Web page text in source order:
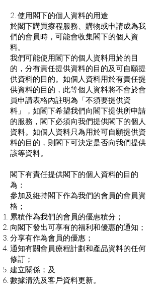
2. 使用閣下的個人資料的用途
於閣下購買療程服務、購物或申請成為我
們的會員時，可能會收集閣下的個人資
料。
我們可能使用閣下的個人資料用於的目
的，分有責任提供資料的目的及可自願提
供資料的目的。如個人資料用於有責任提
供資料的目的，此等個人資料將不會於會
員申請表格內註明為「不須要提供資
料」，如閣下希望我們向閣下提供所申請
的服務，閣下必須向我們提供閣下的個人
資料。如個人資料只為用於可自願提供資
料的目的，則閣下可決定是否向我們提供
該等資料。
閣下有責任提供閣下的個人資料的目的
為：
參加及維持閣下作為我們的會員的會員資
格；
累積作為我們的會員的優惠積分；
向閣下發出可享有的福利和優惠的通知；
分享有作為會員的優惠；
通知有關會員療程計劃和產品資料的任何
修訂；
建立關係；及
數據清洗及客戶資料更新。